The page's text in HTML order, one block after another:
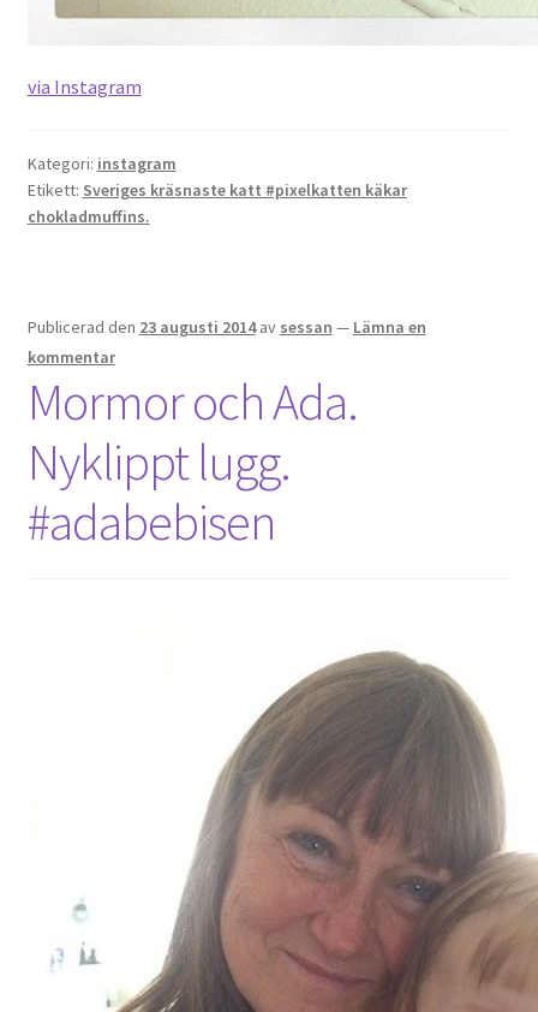
via Instagram
Kategori: instagram
Etikett: Sveriges kräsnaste katt #pixelkatten käkar
chokladmuffins.
Publicerad den 23 augusti 2014 av sessan — Lämna en
kommentar
Mormor och Ada.
Nyklippt lugg.
#adabebisen